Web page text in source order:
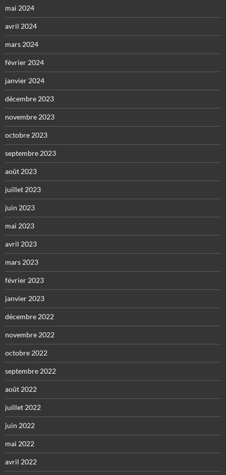
mai 2024
avril 2024
mars 2024
février 2024
janvier 2024
décembre 2023
novembre 2023
octobre 2023
septembre 2023
août 2023
juillet 2023
juin 2023
mai 2023
avril 2023
mars 2023
février 2023
janvier 2023
décembre 2022
novembre 2022
octobre 2022
septembre 2022
août 2022
juillet 2022
juin 2022
mai 2022
avril 2022